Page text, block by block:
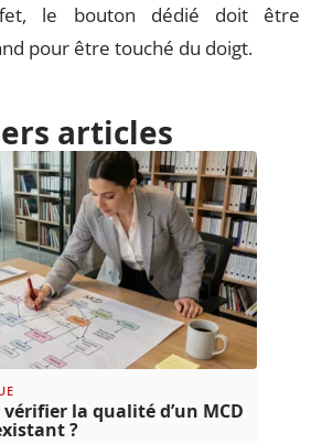
le bouton dédié doit être
pour être touché du doigt.
articles
la qualité d’un MCD
?